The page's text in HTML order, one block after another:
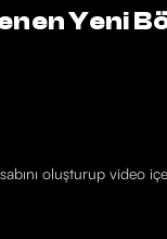
Yeni
oluşturup video